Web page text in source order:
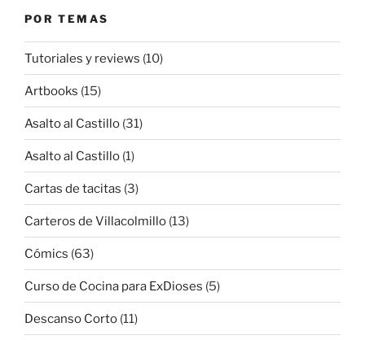
POR TEMAS
Tutoriales y reviews (10)
Artbooks (15)
Asalto al Castillo (31)
Asalto al Castillo (1)
Cartas de tacitas (3)
Carteros de Villacolmillo (13)
Cómics (63)
Curso de Cocina para ExDioses (5)
Descanso Corto (11)